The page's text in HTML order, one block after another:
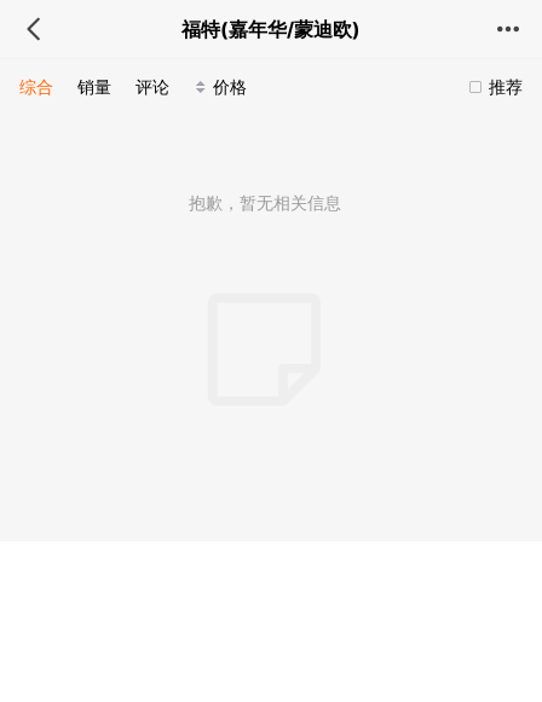
福特(嘉年华/蒙迪欧)
推荐
综合 销量 评论 价格
抱歉，暂无相关信息